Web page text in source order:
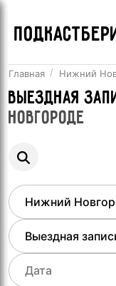
Главная Нижний
Выездная
Новгороде